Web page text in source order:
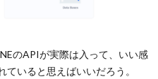
のAPIが実際は入って、いい感
いると思えばいいだろう。